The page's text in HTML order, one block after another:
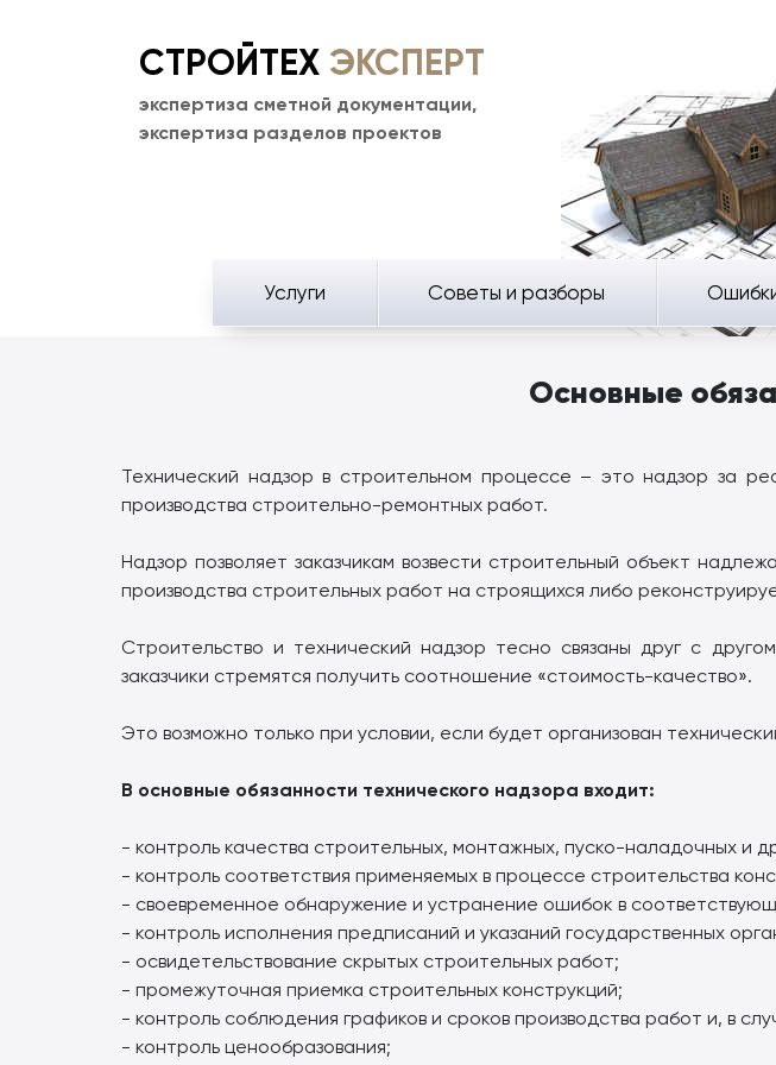
СТРОЙТЕХ ЭКСПЕРТ
экспертиза сметной документации,
экспертиза разделов проектов
Услуги Советы и разборы
Основные
Технический надзор в строительном процессе – это надзор за
производства строительно-ремонтных работ.
Надзор позволяет заказчикам возвести строительный объект
производства строительных работ на строящихся либо
Строительство и технический надзор тесно связаны друг с
заказчики стремятся получить соотношение «стоимость-качество».
Это возможно только при условии, если будет организован
В основные обязанности технического надзора входит:
- контроль качества строительных, монтажных, пуско-наладочных и
- контроль соответствия применяемых в процессе строительства
- своевременное обнаружение и устранение ошибок в
- контроль исполнения предписаний и указаний государственных
- освидетельствование скрытых строительных работ;
- промежуточная приемка строительных конструкций;
- контроль соблюдения графиков и сроков производства работ и, в
- контроль ценообразования;